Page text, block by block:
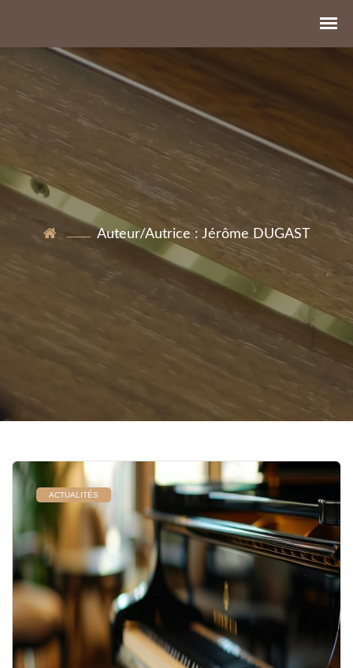
Auteur/autrice :Jérôme DUGAST
ACTUALITÉS